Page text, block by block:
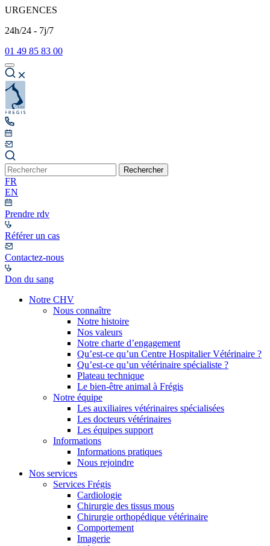
URGENCES
24h/24 - 7j/7
01 49 85 83 00
Rechercher
FR
EN
Prendre rdv
Référer un cas
Contactez-nous
Don du sang
Notre CHV
Nous connaître
Notre histoire
Nos valeurs
Notre charte d’engagement
Qu’est-ce qu’un Centre Hospitalier Vétérinaire ?
Qu’est-ce qu’un vétérinaire spécialiste ?
Plateau technique
Le bien-être animal à Frégis
Notre équipe
Les auxiliaires vétérinaires spécialisées
Les docteurs vétérinaires
Les équipes support
Informations
Informations pratiques
Nous rejoindre
Nos services
Services Frégis
Cardiologie
Chirurgie des tissus mous
Chirurgie orthopédique vétérinaire
Comportement
Imagerie